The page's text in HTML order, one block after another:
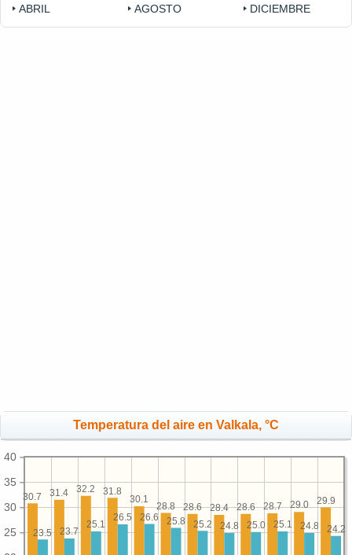
ABRIL
AGOSTO
DICIEMBRE
Temperatura del aire en Valkala, °C
25
30
35
40
29.9
29.0
28.7
28.6
28.4
28.6
28.8
30.1
31.8
32.2
31.4
30.7
24.2
24.8
25.1
25.0
24.8
25.2
25.8
26.6
26.5
25.1
23.7
23.5